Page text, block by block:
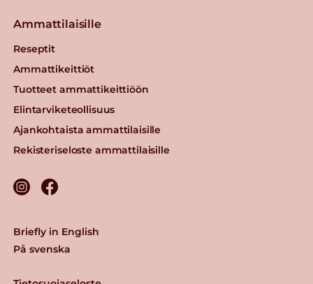
Ammattilaisille
Reseptit
Ammattikeittiöt
Tuotteet ammattikeittiöön
Elintarviketeollisuus
Ajankohtaista ammattilaisille
Rekisteriseloste ammattilaisille
Briefly in English
På svenska